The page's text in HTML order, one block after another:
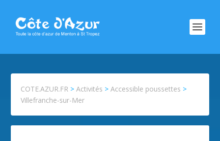
COTE.AZUR.FR >Activités >Accessible poussettes >
Villefranche-sur-Mer